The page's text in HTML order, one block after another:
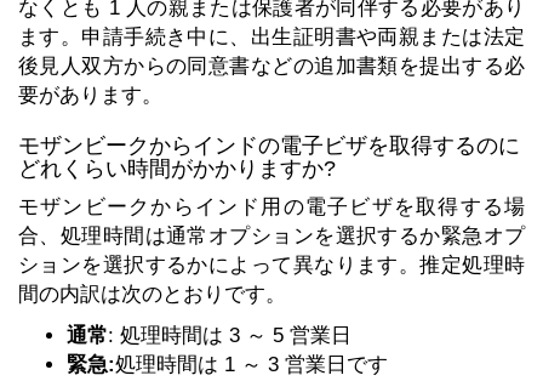
なくとも 1 人の親または保護者が同伴する必要があり
ます。申請手続き中に、出生証明書や両親または法定
後見人双方からの同意書などの追加書類を提出する必
要があります。
モザンビークからインドの電子ビザを取得するのに
どれくらい時間がかかりますか?
モザンビークからインド用の電子ビザを取得する場
合、処理時間は通常オプションを選択するか緊急オプ
ションを選択するかによって異なります。推定処理時
間の内訳は次のとおりです。
通常: 処理時間は 3 ～ 5 営業日
緊急:処理時間は 1 ～ 3 営業日です